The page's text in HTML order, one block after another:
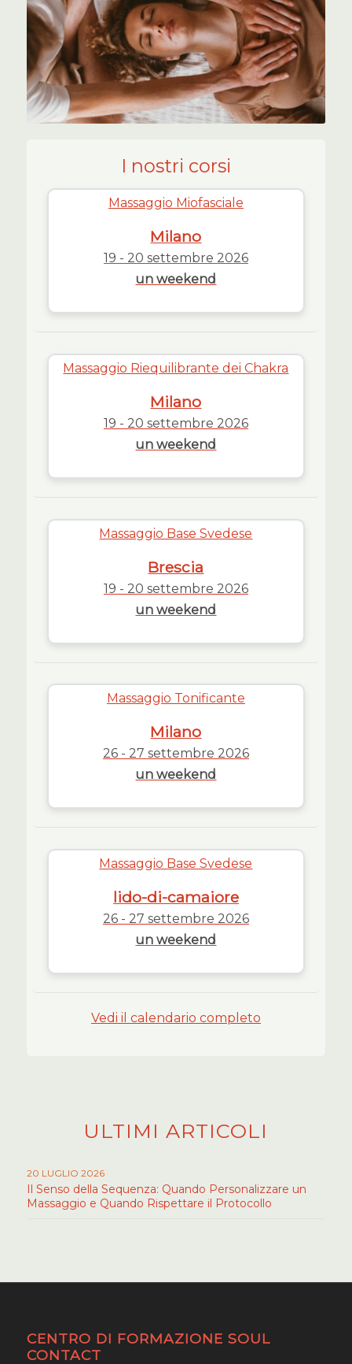
I nostri corsi
Massaggio Miofasciale
Milano
19 - 20 settembre 2026
un weekend
Massaggio Riequilibrante dei Chakra
Milano
19 - 20 settembre 2026
un weekend
Massaggio Base Svedese
Brescia
19 - 20 settembre 2026
un weekend
Massaggio Tonificante
Milano
26 - 27 settembre 2026
un weekend
Massaggio Base Svedese
lido-di-camaiore
26 - 27 settembre 2026
un weekend
Vedi il calendario completo
ULTIMI ARTICOLI
20 LUGLIO 2026
Il Senso della Sequenza: Quando Personalizzare un
Massaggio e Quando Rispettare il Protocollo
CENTRO DI FORMAZIONE SOUL
CONTACT